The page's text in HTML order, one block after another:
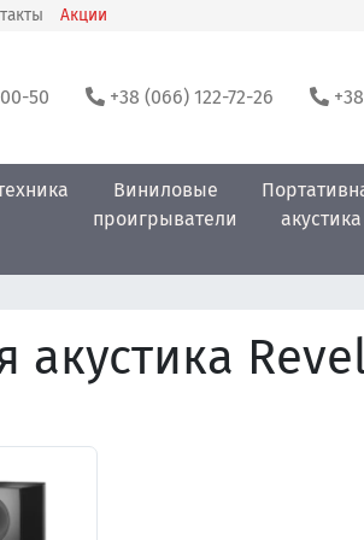
Акции
50 +38 (066) 122-72-26 +38
Виниловые
проигрыватели
акустика
акустика